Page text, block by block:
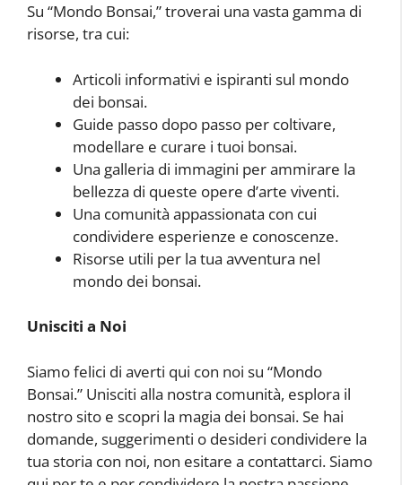
Su “Mondo Bonsai,” troverai una vasta gamma di
risorse, tra cui:
Articoli informativi e ispiranti sul mondo
dei bonsai.
Guide passo dopo passo per coltivare,
modellare e curare i tuoi bonsai.
Una galleria di immagini per ammirare la
bellezza di queste opere d’arte viventi.
Una comunità appassionata con cui
condividere esperienze e conoscenze.
Risorse utili per la tua avventura nel
mondo dei bonsai.
Unisciti a Noi
Siamo felici di averti qui con noi su “Mondo
Bonsai.” Unisciti alla nostra comunità, esplora il
nostro sito e scopri la magia dei bonsai. Se hai
domande, suggerimenti o desideri condividere la
tua storia con noi, non esitare a contattarci. Siamo